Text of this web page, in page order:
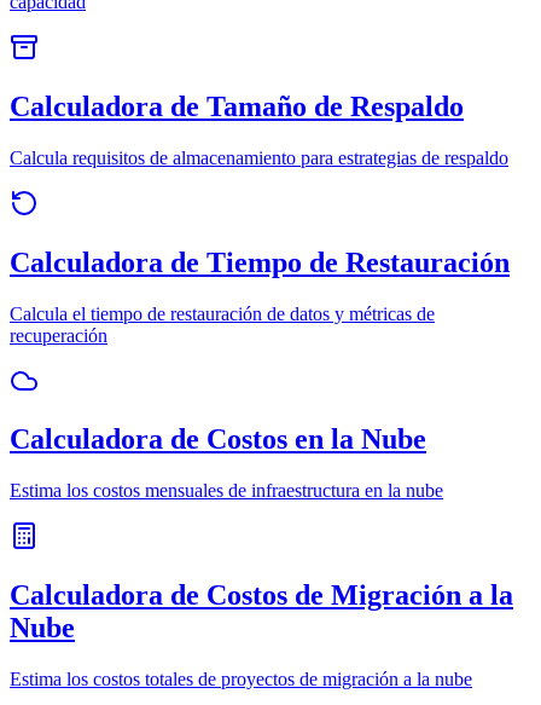
Calculadora de Tamaño de Respaldo
Calcula requisitos de almacenamiento para estrategias de respaldo
Calculadora de Tiempo de Restauración
Calcula el tiempo de restauración de datos y métricas de
recuperación
Calculadora de Costos en la Nube
Estima los costos mensuales de infraestructura en la nube
Calculadora de Costos de Migración a la
Nube
Estima los costos totales de proyectos de migración a la nube